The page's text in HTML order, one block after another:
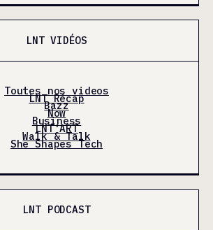
LNT VIDÉOS
Toutes nos videos
LNT Récap
Bazz
Now
Business
LNT'ART
Walk & Talk
She Shapes Tech
LNT PODCAST